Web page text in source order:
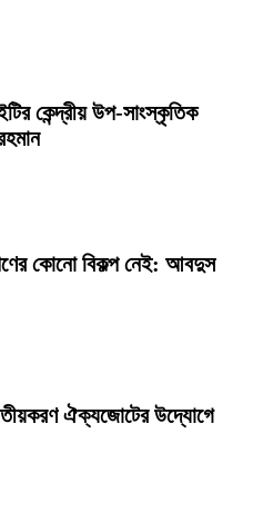
কেন্দ্রীয় উপ-সাংস্কৃতিক
কোনো বিকল্প নেই: আবদুস
ঐক্যজোটের উদ্যোগে